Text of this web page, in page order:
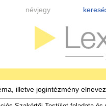
névjegy
illetve jogintézmény